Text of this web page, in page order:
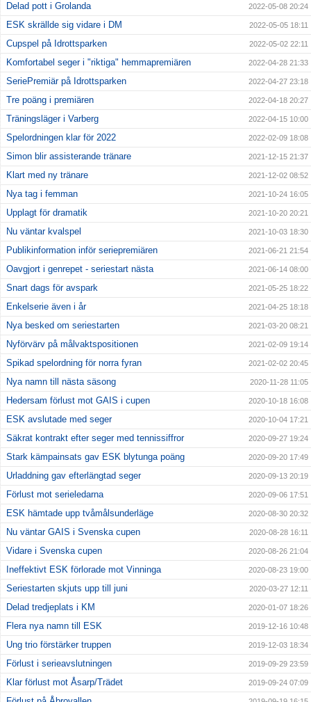
Delad pott i Grolanda 2022-05-08 20:24
ESK skrällde sig vidare i DM 2022-05-05 18:11
Cupspel på Idrottsparken 2022-05-02 22:11
Komfortabel seger i "riktiga" hemmapremiären 2022-04-28 21:33
SeriePremiär på Idrottsparken 2022-04-27 23:18
Tre poäng i premiären 2022-04-18 20:27
Träningsläger i Varberg 2022-04-15 10:00
Spelordningen klar för 2022 2022-02-09 18:08
Simon blir assisterande tränare 2021-12-15 21:37
Klart med ny tränare 2021-12-02 08:52
Nya tag i femman 2021-10-24 16:05
Upplagt för dramatik 2021-10-20 20:21
Nu väntar kvalspel 2021-10-03 18:30
Publikinformation inför seriepremiären 2021-06-21 21:54
Oavgjort i genrepet - seriestart nästa 2021-06-14 08:00
Snart dags för avspark 2021-05-25 18:22
Enkelserie även i år 2021-04-25 18:18
Nya besked om seriestarten 2021-03-20 08:21
Nyförvärv på målvaktspositionen 2021-02-09 19:14
Spikad spelordning för norra fyran 2021-02-02 20:45
Nya namn till nästa säsong 2020-11-28 11:05
Hedersam förlust mot GAIS i cupen 2020-10-18 16:08
ESK avslutade med seger 2020-10-04 17:21
Säkrat kontrakt efter seger med tennissiffror 2020-09-27 19:24
Stark kämpainsats gav ESK blytunga poäng 2020-09-20 17:49
Urladdning gav efterlängtad seger 2020-09-13 20:19
Förlust mot serieledarna 2020-09-06 17:51
ESK hämtade upp tvåmålsunderläge 2020-08-30 20:32
Nu väntar GAIS i Svenska cupen 2020-08-28 16:11
Vidare i Svenska cupen 2020-08-26 21:04
Ineffektivt ESK förlorade mot Vinninga 2020-08-23 19:00
Seriestarten skjuts upp till juni 2020-03-27 12:11
Delad tredjeplats i KM 2020-01-07 18:26
Flera nya namn till ESK 2019-12-16 10:48
Ung trio förstärker truppen 2019-12-03 18:34
Förlust i serieavslutningen 2019-09-29 23:59
Klar förlust mot Åsarp/Trädet 2019-09-24 07:09